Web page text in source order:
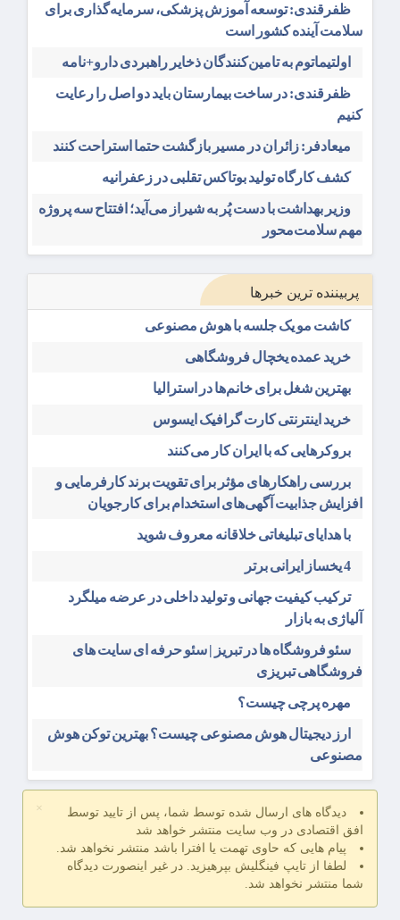
ظفرقندی: توسعه آموزش پزشکی، سرمایه‌گذاری برای
سلامت آینده کشور است
اولتیماتوم به تامین‌کنندگان ذخایر راهبردی دارو+نامه
ظفرقندی: در ساخت بیمارستان باید دو اصل را رعایت
کنیم
میعادفر: زائران در مسیر بازگشت حتما استراحت کنند
کشف کارگاه تولید بوتاکس تقلبی در زعفرانیه
وزیر بهداشت با دست پُر به شیراز می‌آید؛ افتتاح سه پروژه
مهم سلامت‌محور
پربیننده ترین خبرها
کاشت مو یک جلسه با هوش مصنوعی
خرید عمده یخچال فروشگاهی
بهترین شغل برای خانم‌ها در استرالیا
خرید اینترنتی کارت گرافیک ایسوس
بروکرهایی‌ که با ایران کار می‌کنند
بررسی راهکارهای مؤثر برای تقویت برند کارفرمایی و
افزایش جذابیت آگهی‌های استخدام برای کارجویان
با هدایای تبلیغاتی خلاقانه معروف شوید
4 یخساز ایرانی برتر
ترکیب کیفیت جهانی و تولید داخلی در عرضه میلگرد
آلیاژی به بازار
سئو فروشگاه‌ ها در تبریز | سئو حرفه ای سایت های
فروشگاهی تبریزی
مهره پرچی چیست؟
ارز دیجیتال هوش مصنوعی چیست؟ بهترین توکن هوش
مصنوعی
×
دیدگاه های ارسال شده توسط شما، پس از تایید توسط
افق اقتصادی در وب سایت منتشر خواهد شد
پیام هایی که حاوی تهمت یا افترا باشد منتشر نخواهد شد.
لطفا از تایپ فینگلیش بپرهیزید. در غیر اینصورت دیدگاه
شما منتشر نخواهد شد.